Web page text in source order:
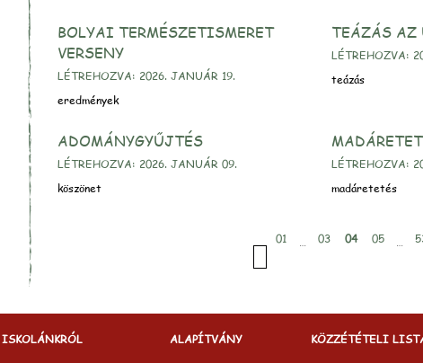
BOLYAI TERMÉSZETISMERET
VERSENY
LÉTREHOZVA: 2026. JANUÁR 19.
eredmények
TEÁZÁS AZ
LÉTREHOZVA:
teázás
ADOMÁNYGYŰJTÉS
LÉTREHOZVA: 2026. JANUÁR 09.
köszönet
LÉTREHOZVA:
madáretetés
01 … 03 04 05 …
ISKOLÁNKRÓL ALAPÍTVÁNY KÖZZÉTÉTELI